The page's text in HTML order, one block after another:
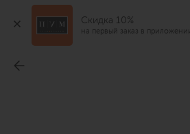
Скидка 10%
на первый заказ в приложении